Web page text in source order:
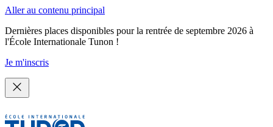
Aller au contenu principal
Dernières places disponibles pour la rentrée de septembre 2026 à
l'École Internationale Tunon !
Je m'inscris